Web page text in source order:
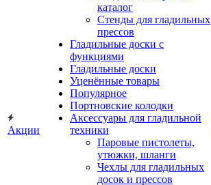
Акции
каталог
Стенды для гладильных
прессов
Гладильные доски с
функциями
Гладильные доски
Уценённые товары
Популярное
Портновские колодки
Аксессуары для гладильной
техники
Паровые пистолеты,
утюжки, шланги
Чехлы для гладильных
досок и прессов